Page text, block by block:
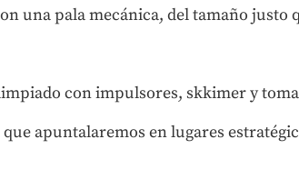
una pala mecánica, del tamaño justo
con impulsores, skkimer y
apuntalaremos en lugares